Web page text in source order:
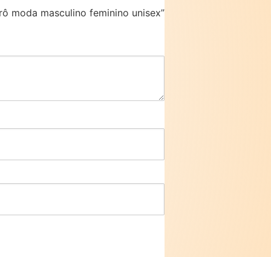
moda masculino feminino unisex”